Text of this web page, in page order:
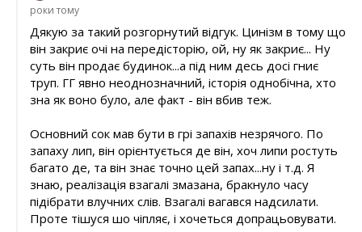
роки тому
Дякую за такий розгорнутий відгук. Цинізм в тому що
він закриє очі на передісторію, ой, ну як закриє... Ну
суть він продає будинок...а під ним десь досі гниє
труп. ГГ явно неоднозначний, історія однобічна, хто
зна як воно було, але факт - він вбив теж.
Основний сок мав бути в грі запахів незрячого. По
запаху лип, він орієнтується де він, хоч липи ростуть
багато де, та він знає точно цей запах...ну і т.д. Я
знаю, реалізація взагалі змазана, бракнуло часу
підібрати влучних слів. Взагалі вагався надсилати.
Проте тішуся шо чіпляє, і хочеться допрацьовувати.